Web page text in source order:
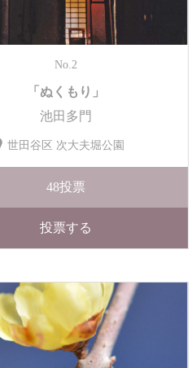
No.2
「ぬくもり」
池田多門
世田谷区 次大夫堀公園
48投票
投票する